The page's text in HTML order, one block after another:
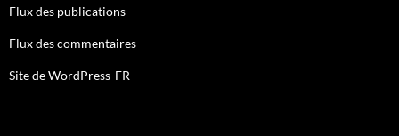
Flux des publications
Flux des commentaires
Site de WordPress-FR